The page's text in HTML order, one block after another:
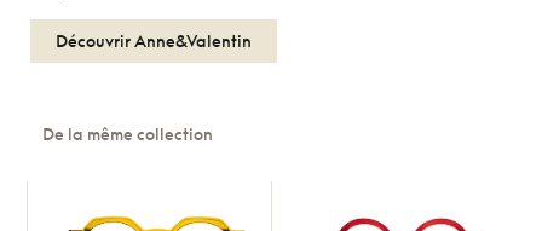
Découvrir Anne&Valentin
De la même collection